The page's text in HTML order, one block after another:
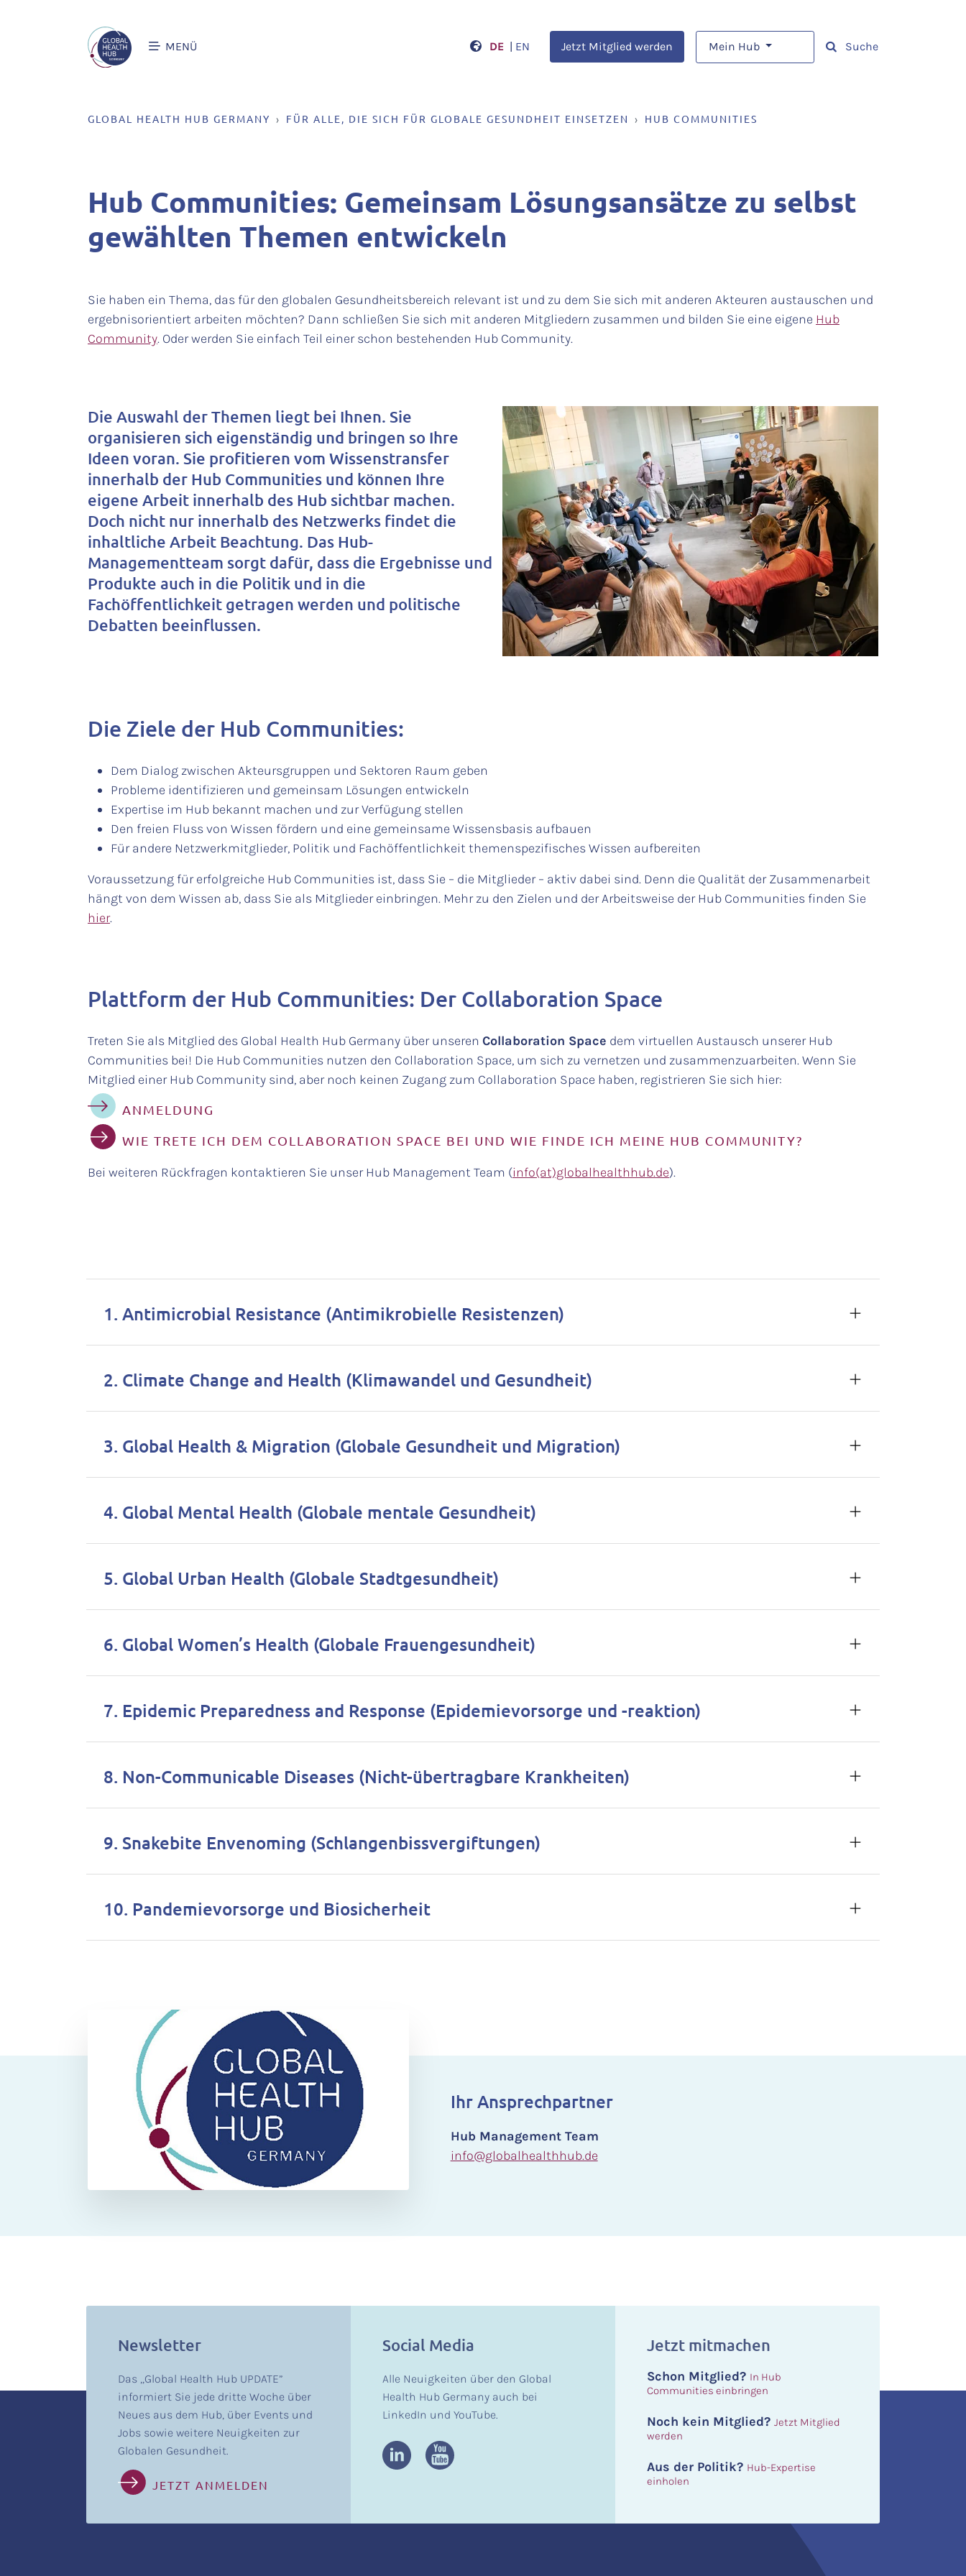
MENÜ DE EN Jetzt Mitglied werden Mein Hub Suche
GLOBAL HEALTH HUB GERMANY FÜR ALLE, DIE SICH FÜR GLOBALE GESUNDHEIT EINSETZEN HUB COMMUNITIES
Hub Communities: Gemeinsam Lösungsansätze zu selbst
gewählten Themen entwickeln
Sie haben ein Thema, das für den globalen Gesundheitsbereich relevant ist und zu dem Sie sich mit anderen Akteuren austauschen und
ergebnisorientiert arbeiten möchten? Dann schließen Sie sich mit anderen Mitgliedern zusammen und bilden Sie eine eigene Hub
Community. Oder werden Sie einfach Teil einer schon bestehenden Hub Community.
Die Auswahl der Themen liegt bei Ihnen. Sie
organisieren sich eigenständig und bringen so Ihre
Ideen voran. Sie profitieren vom Wissenstransfer
innerhalb der Hub Communities und können Ihre
eigene Arbeit innerhalb des Hub sichtbar machen.
Doch nicht nur innerhalb des Netzwerks findet die
inhaltliche Arbeit Beachtung. Das Hub-
Managementteam sorgt dafür, dass die Ergebnisse und
Produkte auch in die Politik und in die
Fachöffentlichkeit getragen werden und politische
Debatten beeinflussen.
Die Ziele der Hub Communities:
Dem Dialog zwischen Akteursgruppen und Sektoren Raum geben
Probleme identifizieren und gemeinsam Lösungen entwickeln
Expertise im Hub bekannt machen und zur Verfügung stellen
Den freien Fluss von Wissen fördern und eine gemeinsame Wissensbasis aufbauen
Für andere Netzwerkmitglieder, Politik und Fachöffentlichkeit themenspezifisches Wissen aufbereiten
Voraussetzung für erfolgreiche Hub Communities ist, dass Sie – die Mitglieder – aktiv dabei sind. Denn die Qualität der Zusammenarbeit
hängt von dem Wissen ab, dass Sie als Mitglieder einbringen. Mehr zu den Zielen und der Arbeitsweise der Hub Communities finden Sie
hier.
Plattform der Hub Communities: Der Collaboration Space
Treten Sie als Mitglied des Global Health Hub Germany über unseren Collaboration Space dem virtuellen Austausch unserer Hub
Communities bei! Die Hub Communities nutzen den Collaboration Space, um sich zu vernetzen und zusammenzuarbeiten. Wenn Sie
Mitglied einer Hub Community sind, aber noch keinen Zugang zum Collaboration Space haben, registrieren Sie sich hier:
ANMELDUNG
WIE TRETE ICH DEM COLLABORATION SPACE BEI UND WIE FINDE ICH MEINE HUB COMMUNITY?
Bei weiteren Rückfragen kontaktieren Sie unser Hub Management Team (info(at)globalhealthhub.de).
1. Antimicrobial Resistance (Antimikrobielle Resistenzen)
2. Climate Change and Health (Klimawandel und Gesundheit)
3. Global Health & Migration (Globale Gesundheit und Migration)
4. Global Mental Health (Globale mentale Gesundheit)
5. Global Urban Health (Globale Stadtgesundheit)
6. Global Women’s Health (Globale Frauengesundheit)
7. Epidemic Preparedness and Response (Epidemievorsorge und -reaktion)
8. Non-Communicable Diseases (Nicht-übertragbare Krankheiten)
9. Snakebite Envenoming (Schlangenbissvergiftungen)
10. Pandemievorsorge und Biosicherheit
Ihr Ansprechpartner
Hub Management Team
info@globalhealthhub.de
Newsletter
Das „Global Health Hub UPDATE”
informiert Sie jede dritte Woche über
Neues aus dem Hub, über Events und
Jobs sowie weitere Neuigkeiten zur
Globalen Gesundheit.
JETZT ANMELDEN
Social Media
Alle Neuigkeiten über den Global
Health Hub Germany auch bei
LinkedIn und YouTube.
Jetzt mitmachen
Schon Mitglied? In Hub
Communities einbringen
Noch kein Mitglied? Jetzt Mitglied
werden
Aus der Politik? Hub-Expertise
einholen